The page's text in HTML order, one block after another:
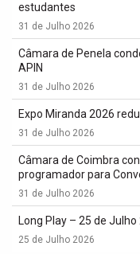
estudantes
31 de Julho 2026
Câmara de Penela
APIN
31 de Julho 2026
Expo Miranda 2026
31 de Julho 2026
Câmara de Coimbra
programador para
31 de Julho 2026
Long Play – 25 de Julho
25 de Julho 2026